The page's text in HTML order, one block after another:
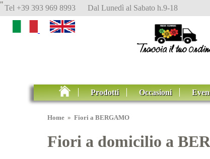
"Tel +39 393 969 8993 Dal Lunedì al Sabato h.9-18
Prodotti Occasioni
Home »Fiori a BERGAMO
Fiori a domicilio a